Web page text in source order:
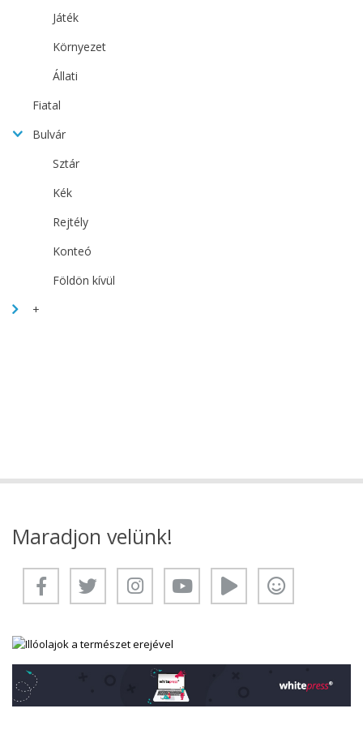
Játék
Környezet
Állati
Fiatal
Bulvár
Sztár
Kék
Rejtély
Konteó
Földön kívül
+
Maradjon velünk!